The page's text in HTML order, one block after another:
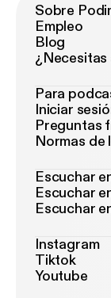
Sobre
Empleo
Blog
¿Necesitas
Para
Iniciar
Preguntas
Normas de
Escuchar
Escuchar
Escuchar
Instagram
Tiktok
Youtube